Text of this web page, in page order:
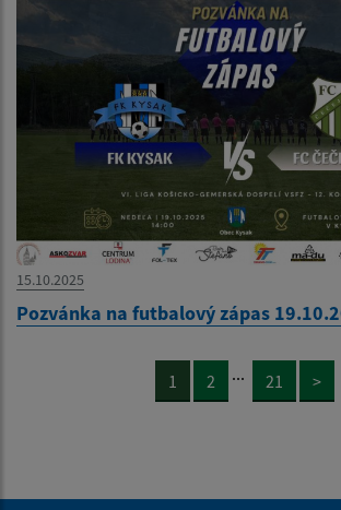
15.10.2025
Pozvánka na futbalový zápas
1 2 ... 21 >